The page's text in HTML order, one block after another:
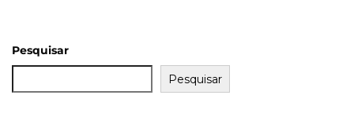
Pesquisar
Pesquisar